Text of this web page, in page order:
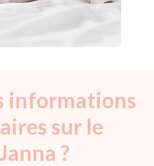
informations
sur le
?